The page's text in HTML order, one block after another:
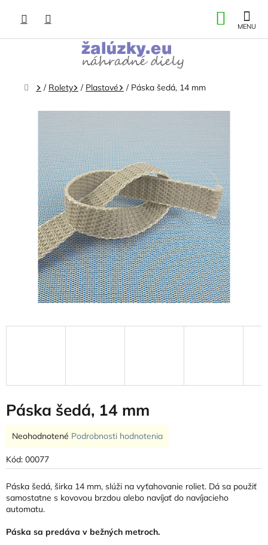
obsah
KOŠÍK
Domov
/ Rolety / Plastové / Páska šedá, 14 mm
Páska šedá, 14 mm
Kód: 00077
Páska šedá, širka 14 mm, slúži na vyťahovanie roliet. Dá sa použiť
samostatne s kovovou brzdou alebo navíjať do navíjacieho
automatu.
Páska sa predáva v bežných metroch.
Priemerné
produktu
je
0,0
z
5
hviezdičiek.
Neohodnotené Podrobnosti hodnotenia